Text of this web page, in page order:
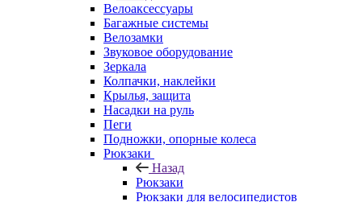
Велоаксессуары
Багажные системы
Велозамки
Звуковое оборудование
Зеркала
Колпачки, наклейки
Крылья, защита
Насадки на руль
Пеги
Подножки, опорные колеса
Рюкзаки
Назад
Рюкзаки
Рюкзаки для велосипедистов